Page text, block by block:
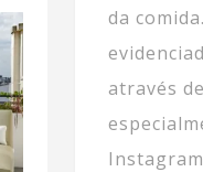
da
através